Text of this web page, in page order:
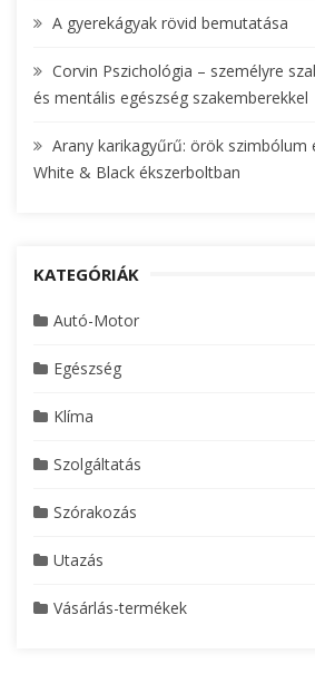
A gyerekágyak rövid bemutatása
Corvin Pszichológia – személyre
és mentális egészség szakemberekkel
Arany karikagyűrű: örök szimbólum
White & Black ékszerboltban
KATEGÓRIÁK
Autó-Motor
Egészség
Klíma
Szolgáltatás
Szórakozás
Utazás
Vásárlás-termékek